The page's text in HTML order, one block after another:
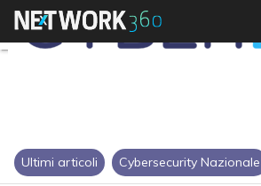
Ultimi articoli Cybersecurity Nazionale